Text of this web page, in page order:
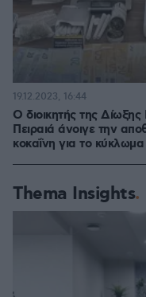
Ο διοικητής της
Πειραιά άνοιγε την
κοκαΐνη για το κύκλωμα
19.12.2023, 16:44
Thema Insights